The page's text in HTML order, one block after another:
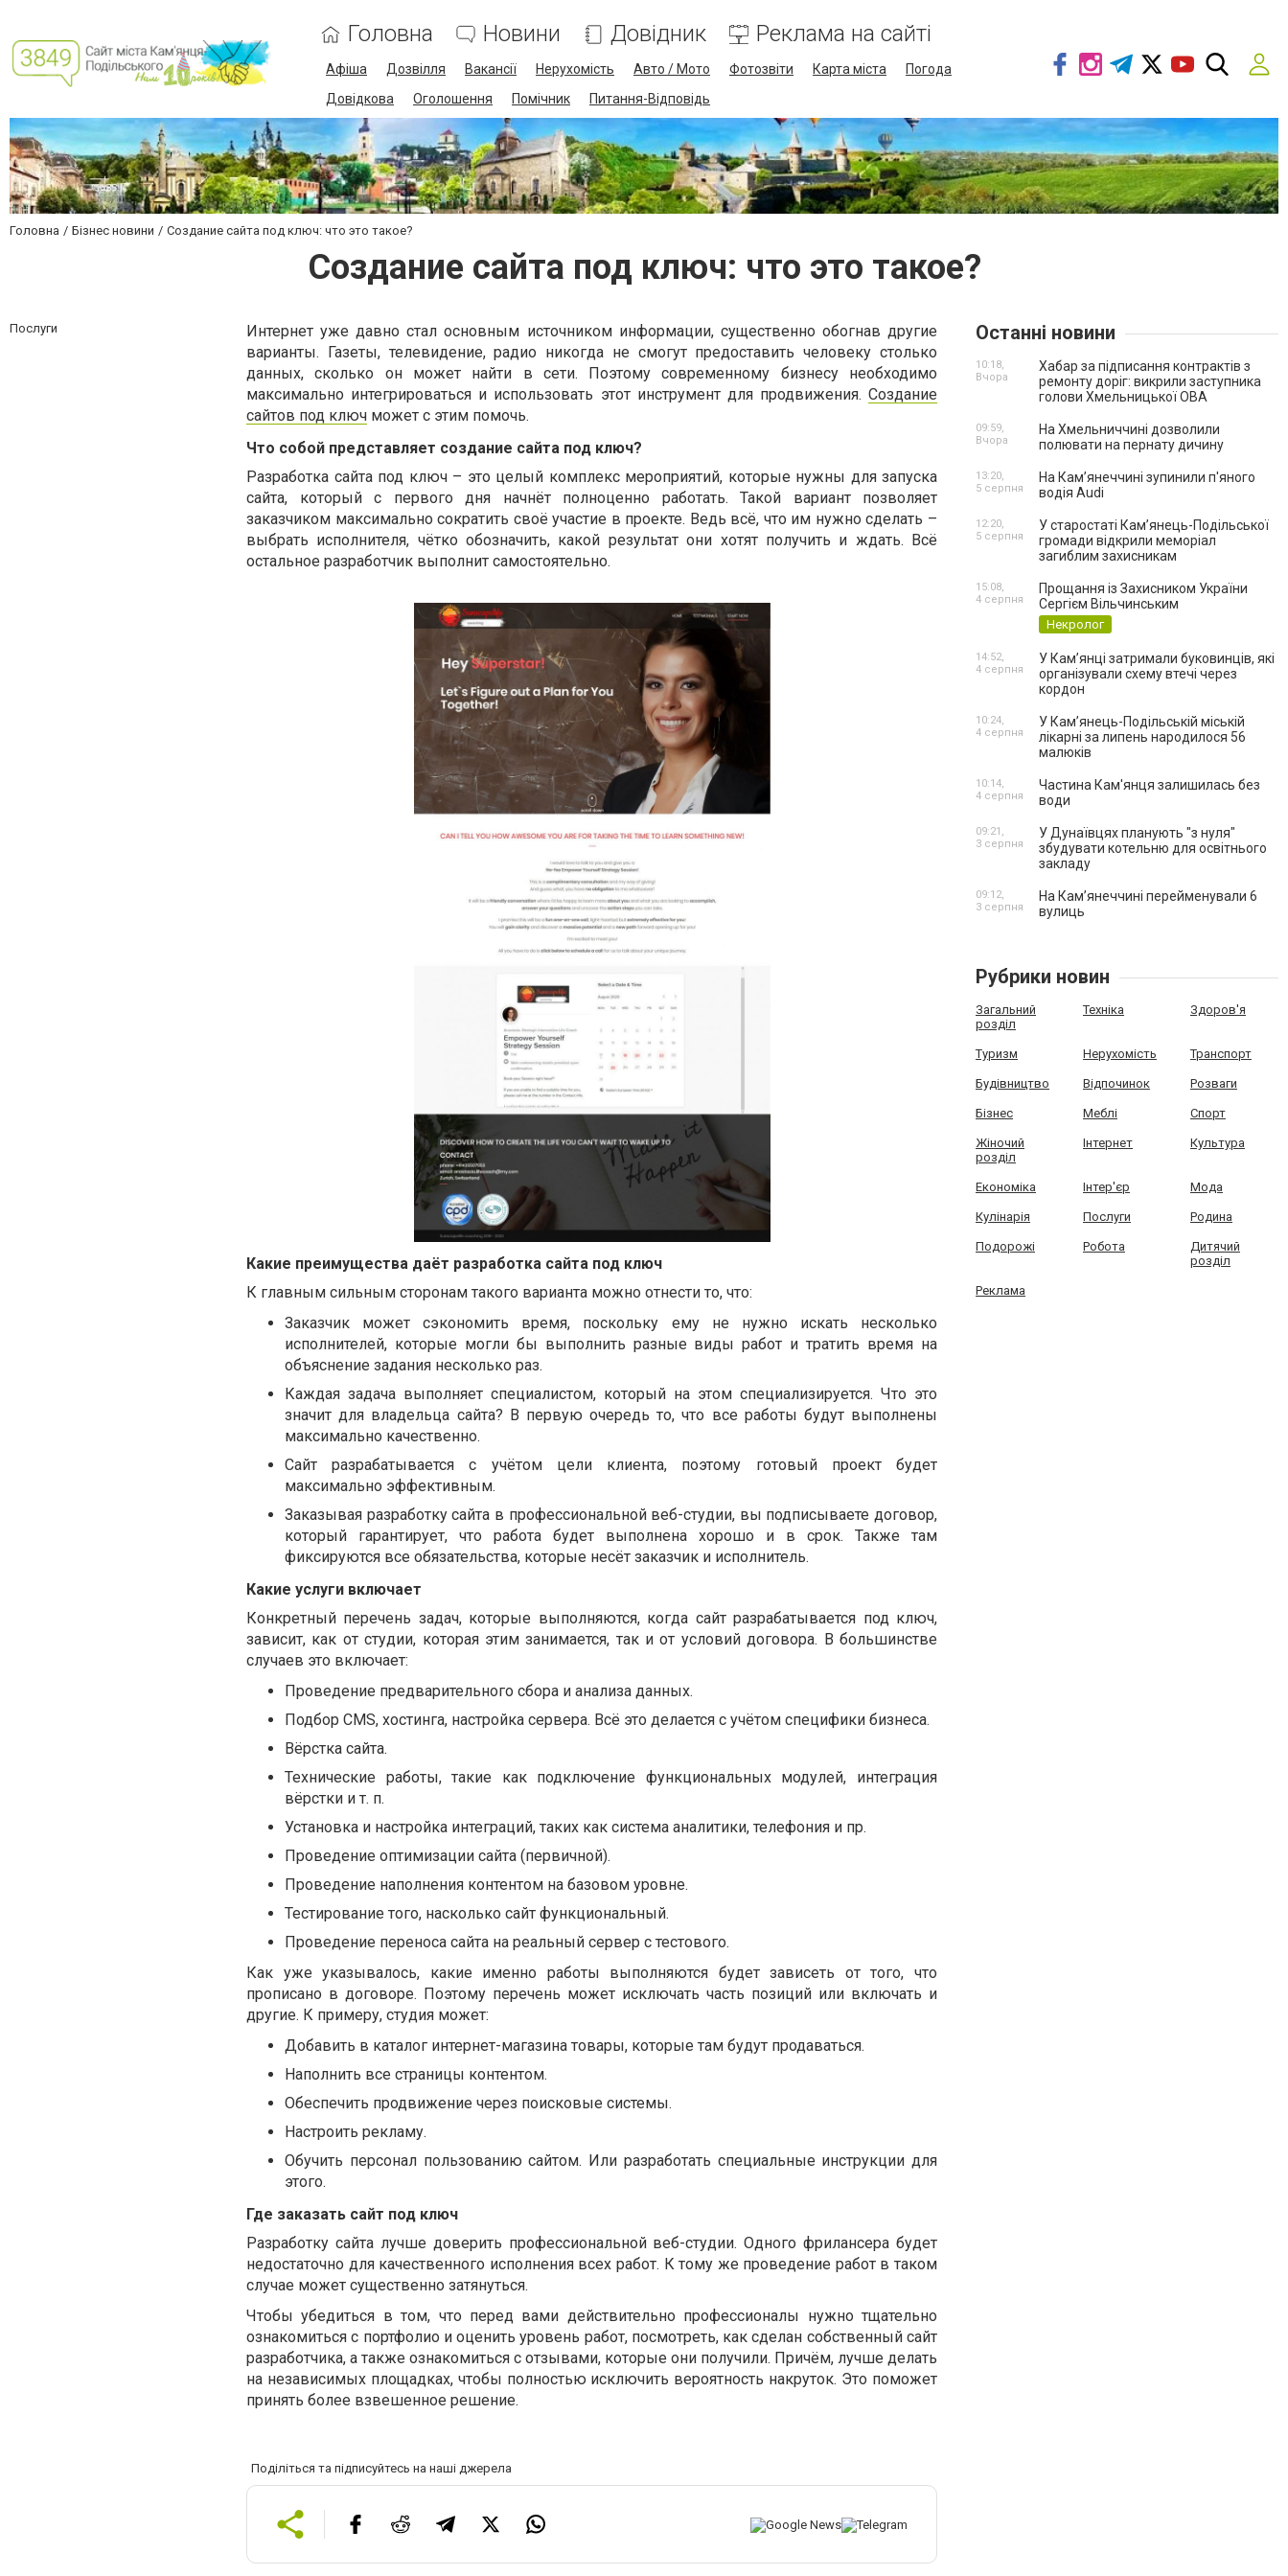
Головна Новини Довідник Реклама на сайті
Афіша Дозвілля Вакансії Нерухомість Авто / Мото Фотозвіти Карта міста
Погода
Довідкова
Оголошення Помічник Питання-Відповідь
Головна Бізнес новини Создание сайта под ключ: что это такое?
Создание сайта под ключ: что это такое?
Послуги
Интернет уже давно стал основным источником информации, существенно обогнав другие
варианты. Газеты, телевидение, радио никогда не смогут предоставить человеку столько
данных, сколько он может найти в сети. Поэтому современному бизнесу необходимо
максимально интегрироваться и использовать этот инструмент для продвижения. Создание
сайтов под ключ может с этим помочь.
Что собой представляет создание сайта под ключ?
Разработка сайта под ключ – это целый комплекс мероприятий, которые нужны для запуска
сайта, который с первого дня начнёт полноценно работать. Такой вариант позволяет
заказчиком максимально сократить своё участие в проекте. Ведь всё, что им нужно сделать –
выбрать исполнителя, чётко обозначить, какой результат они хотят получить и ждать. Всё
остальное разработчик выполнит самостоятельно.
Какие преимущества даёт разработка сайта под ключ
К главным сильным сторонам такого варианта можно отнести то, что:
Заказчик может сэкономить время, поскольку ему не нужно искать несколько
исполнителей, которые могли бы выполнить разные виды работ и тратить время на
объяснение задания несколько раз.
Каждая задача выполняет специалистом, который на этом специализируется. Что это
значит для владельца сайта? В первую очередь то, что все работы будут выполнены
максимально качественно.
Сайт разрабатывается с учётом цели клиента, поэтому готовый проект будет
максимально эффективным.
Заказывая разработку сайта в профессиональной веб-студии, вы подписываете договор,
который гарантирует, что работа будет выполнена хорошо и в срок. Также там
фиксируются все обязательства, которые несёт заказчик и исполнитель.
Какие услуги включает
Конкретный перечень задач, которые выполняются, когда сайт разрабатывается под ключ,
зависит, как от студии, которая этим занимается, так и от условий договора. В большинстве
случаев это включает:
Проведение предварительного сбора и анализа данных.
Подбор CMS, хостинга, настройка сервера. Всё это делается с учётом специфики бизнеса.
Вёрстка сайта.
Технические работы, такие как подключение функциональных модулей, интеграция
вёрстки и т. п.
Установка и настройка интеграций, таких как система аналитики, телефония и пр.
Проведение оптимизации сайта (первичной).
Проведение наполнения контентом на базовом уровне.
Тестирование того, насколько сайт функциональный.
Проведение переноса сайта на реальный сервер с тестового.
Как уже указывалось, какие именно работы выполняются будет зависеть от того, что
прописано в договоре. Поэтому перечень может исключать часть позиций или включать и
другие. К примеру, студия может:
Добавить в каталог интернет-магазина товары, которые там будут продаваться.
Наполнить все страницы контентом.
Обеспечить продвижение через поисковые системы.
Настроить рекламу.
Обучить персонал пользованию сайтом. Или разработать специальные инструкции для
этого.
Где заказать сайт под ключ
Разработку сайта лучше доверить профессиональной веб-студии. Одного фрилансера будет
недостаточно для качественного исполнения всех работ. К тому же проведение работ в таком
случае может существенно затянуться.
Чтобы убедиться в том, что перед вами действительно профессионалы нужно тщательно
ознакомиться с портфолио и оценить уровень работ, посмотреть, как сделан собственный сайт
разработчика, а также ознакомиться с отзывами, которые они получили. Причём, лучше делать
на независимых площадках, чтобы полностью исключить вероятность накруток. Это поможет
принять более взвешенное решение.
Поділіться та підписуйтесь на наші джерела
Останні новини
Хабар за підписання контрактів з
ремонту доріг: викрили заступника
голови Хмельницької ОВА
10:18,
Вчора
На Хмельниччині дозволили
полювати на пернату дичину
09:59,
Вчора
На Камʼянеччині зупинили п'яного
водія Audi
13:20,
5 серпня
У старостаті Кам’янець-Подільської
громади відкрили меморіал
загиблим захисникам
12:20,
5 серпня
Прощання із Захисником України
Сергієм Вільчинським
Некролог
15:08,
4 серпня
У Кам’янці затримали буковинців, які
організували схему втечі через
кордон
14:52,
4 серпня
У Кам’янець-Подільській міській
лікарні за липень народилося 56
малюків
10:24,
4 серпня
Частина Кам'янця залишилась без
води
10:14,
4 серпня
У Дунаївцях планують "з нуля"
збудувати котельню для освітнього
закладу
09:21,
3 серпня
На Камʼянеччині перейменували 6
вулиць
09:12,
3 серпня
Рубрики новин
Загальний
розділ
Техніка Здоров'я
Туризм Нерухомість Транспорт
Будівництво Відпочинок Розваги
Бізнес Меблі Спорт
Жіночий
розділ
Інтернет Культура
Економіка Інтер'єр Мода
Кулінарія Послуги Родина
Подорожі Робота
Дитячий
розділ
Реклама